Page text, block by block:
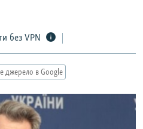
без VPN
джерело в Google